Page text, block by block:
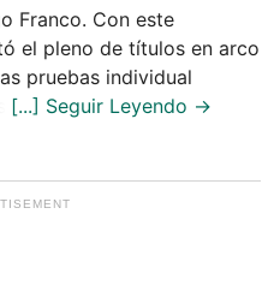
Franco. Con este
el pleno de títulos en arco
pruebas individual